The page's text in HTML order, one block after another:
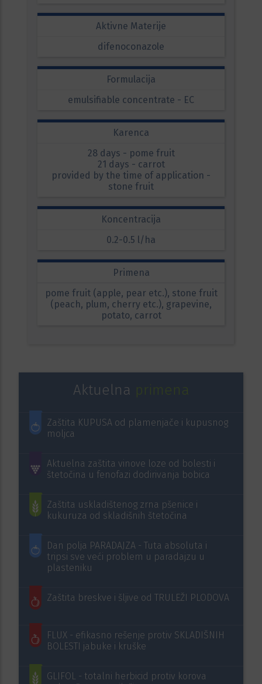
Aktivne Materije
difenoconazole
Formulacija
emulsifiable concentrate - EC
Karenca
28 days - pome fruit
21 days - carrot
provided by the time of application -
stone fruit
Koncentracija
0.2-0.5 l/ha
Primena
pome fruit (apple, pear etc.), stone fruit
(peach, plum, cherry etc.), grapevine,
potato, carrot
Aktuelna
Zaštita KUPUSA od plamenjače i kupusnog
moljca
Aktuelna zaštita vinove loze od bolesti i
štetočina u fenofazi dodirivanja bobica
Zaštita uskladištenog zrna pšenice i
kukuruza od skladišnih štetočina
Dan polja PARADAJZA - Tuta absoluta i
tripsi sve veći problem u paradajzu u
plasteniku
Zaštita breskve i šljive od TRULEŽI PLODOVA
FLUX - efikasno rešenje protiv SKLADIŠNIH
BOLESTI jabuke i kruške
GLIFOL - totalni herbicid protiv korova